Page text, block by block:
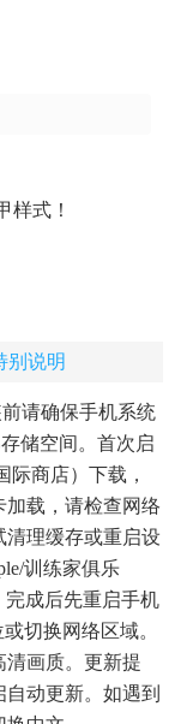
样式！
别说明
请确保手机系统
储空间。首次启
际商店）下载，
载，请检查网络
清理缓存或重启设
训练家俱乐
成后先重启手机
切换网络区域。
清画质。更新提
动更新。如遇到